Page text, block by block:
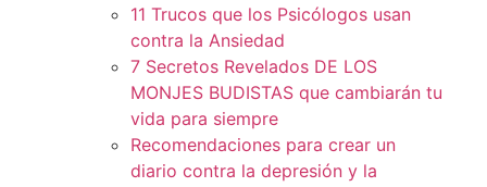
11 Trucos que los Psicólogos usan
contra la Ansiedad
7 Secretos Revelados DE LOS
MONJES BUDISTAS que cambiarán tu
vida para siempre
Recomendaciones para crear un
diario contra la depresión y la